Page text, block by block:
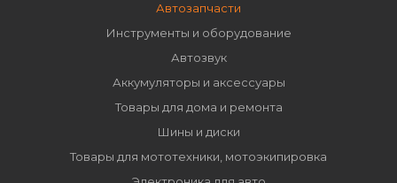
Автозапчасти
Инструменты и оборудование
Автозвук
Аккумуляторы и аксессуары
Товары для дома и ремонта
Шины и диски
Товары для мототехники, мотоэкипировка